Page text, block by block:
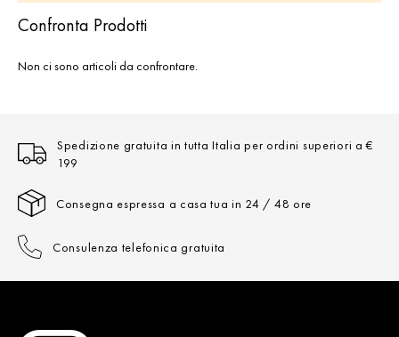
Confronta Prodotti
Non ci sono articoli da confrontare.
Spedizione gratuita in tutta Italia per ordini superiori a €
199
Consegna espressa a casa tua in 24 / 48 ore
Consulenza telefonica gratuita